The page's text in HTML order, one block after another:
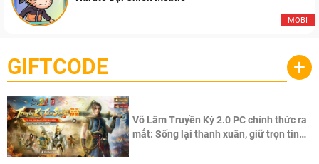
MOBI
GIFTCODE +
Võ Lâm Truyền Kỳ 2.0 PC chính thức ra
mắt: Sống lại thanh xuân, giữ trọn tinh